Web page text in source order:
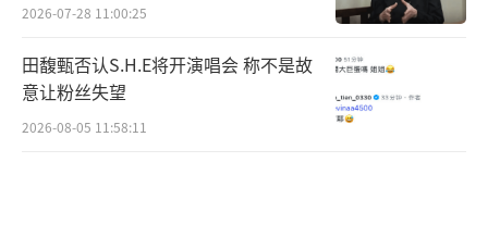
2026-07-28 11:00:25
田馥甄否认S.H.E将开演唱会 称不是故
意让粉丝失望
2026-08-05 11:58:11